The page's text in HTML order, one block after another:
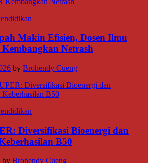
Makin Efisien, Dosen Ilmu
Netrash
by Brohendy Cueng
Diversifikasi Bioenergi dan
B50
by Brohendy Cueng